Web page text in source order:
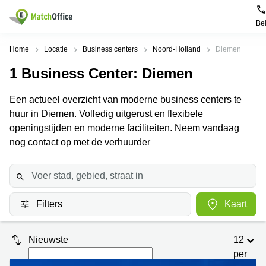
Bel
Huren / Verhuren
Productpagina's
Kantoorruimten
Business
Centers
Coworking
Vergaderruimten
Virtueel
Kantoor
Populaire
Alkmaar
Amsterdam
Oost
Amsterdam
Westpoort
Bergen
op
Zoom
Amersfoort
Breda
Populaire
Kantoorruimte
in Breda
Kantoor
Bergen
op
Zoom
Kantoor
huren
Kantoor
huren
Help
Over ons
Voeg je kantoorruimte toe
Huurprijs
Log in
Home Locatie Business centers Noord-Holland Diemen
1 Business Center: Diemen
Een actueel overzicht van moderne business centers te
huur in Diemen. Volledig uitgerust en flexibele
openingstijden en moderne faciliteiten. Neem vandaag
nog contact op met de verhuurder
Filters Kaart
Nieuwste
12
per